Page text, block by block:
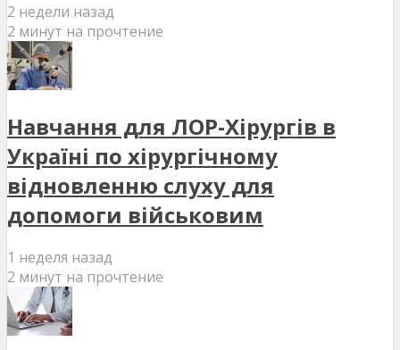
2 недели назад
2 минут на прочтение
Навчання для ЛОР-Хірургів в
Україні по хірургічному
відновленню слуху для
допомоги військовим
1 неделя назад
2 минут на прочтение